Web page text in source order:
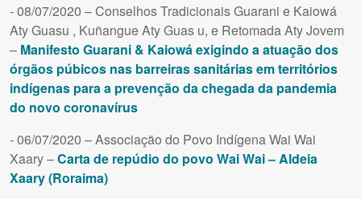
- 08/07/2020 – Conselhos Tradicionais Guarani e Kaiowá
Aty Guasu , Kuñangue Aty Guas u, e Retomada Aty Jovem
– Manifesto Guarani & Kaiowá exigindo a atuação dos
órgãos púbicos nas barreiras sanitárias em territórios
indígenas para a prevenção da chegada da pandemia
do novo coronavírus
- 06/07/2020 – Associação do Povo Indígena Wai Wai
Xaary –Carta de repúdio do povo Wai Wai – Aldeia
Xaary (Roraima)